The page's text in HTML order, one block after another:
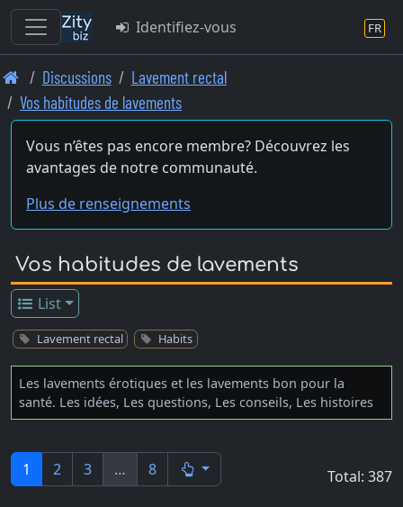
Skip
to
main
content
Identifiez-vous FR
Discussions
Lavement rectal
Vos habitudes de lavements
Vous n’êtes pas encore membre? Découvrez les
avantages de notre communauté.
Plus de renseignements
Vos habitudes de lavements
List
Lavement rectal Habits
Les lavements érotiques et les lavements bon pour la
santé. Les idées, Les questions, Les conseils, Les histoires
1 2 3 … 8 Total: 387